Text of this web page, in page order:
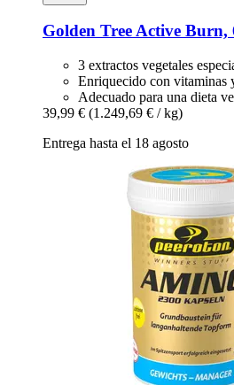
Golden TreeActive Burn,
3 extractos vegetales
Enriquecido con vitaminas
Adecuado para una dieta
39,99 € (1.249,69 € / kg)
Entrega hasta el 18 agosto